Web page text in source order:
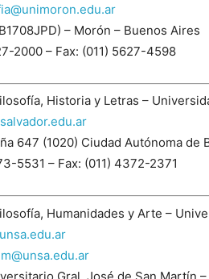
– Morón – Buenos Aires
2000 – Fax: (011) 5627-4598
Historia y Letras –
647 (1020) Ciudad Autónoma de
5531 – Fax: (011) 4372-2371
Humanidades y Arte –
Gral. José de San Martín